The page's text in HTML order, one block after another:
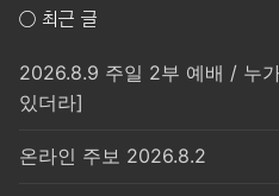
○ 최근 글
2026.8.9 주일 2부 예배 / 누
있더라]
온라인 주보 2026.8.2